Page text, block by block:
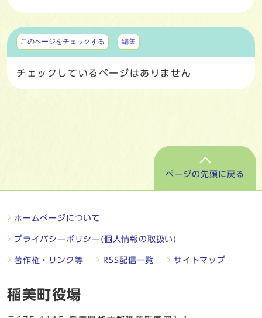
マイページ
このページをチェックする 編集
チェックしているページはありません
ページの先頭に戻る
ホームページについて
プライバシーポリシー(個人情報の取扱い)
著作権・リンク等 RSS配信一覧 サイトマップ
稲美町役場